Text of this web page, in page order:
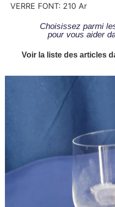
VERRE FONT: 210 Ar
Choisissez parmi
pour vous aider
Voir la liste des articles